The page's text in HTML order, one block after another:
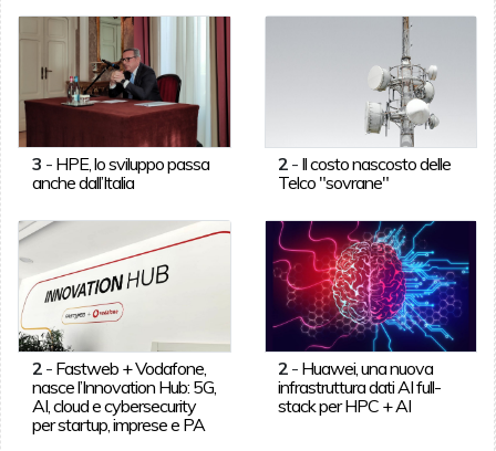
3 - HPE, lo sviluppo passa
anche dall’Italia
2 - Il costo nascosto delle
Telco "sovrane"
2- Fastweb + Vodafone,
nasce l’Innovation Hub: 5G,
AI, cloud e cybersecurity
per startup, imprese e PA
2 - Huawei, una nuova
infrastruttura dati AI full-
stack per HPC + AI